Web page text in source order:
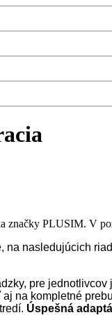
nasledujúcich
pre
na kompletné
Úspešná